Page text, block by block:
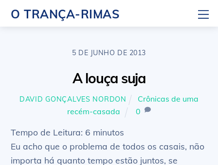
O TRANÇA-RIMAS
5 DE JUNHO DE 2013
A louça suja
DAVID GONÇALVES NORDON
Crônicas de uma
recém-casada
0
Tempo de Leitura: 6 minutos
Eu acho que o problema de todos os casais, não
importa há quanto tempo estão juntos, se